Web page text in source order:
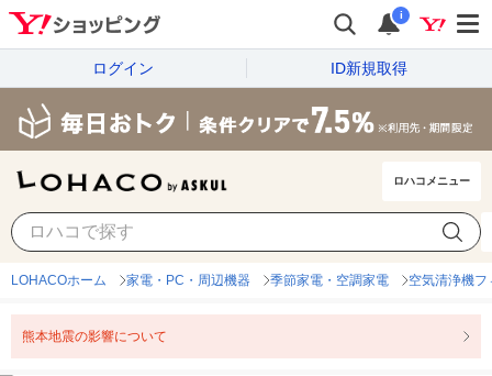
i
ログイン ID新規取得
ロハコメニュー
LOHACOホーム 家電・PC・周辺機器 季節家電・空調家電 空気清浄機フ
熊本地震の影響について